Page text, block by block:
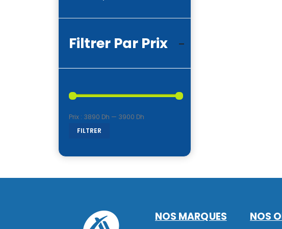
Filtrer Par Prix
Prix
PrixFILTRER
Prix : 3890 Dh — 3900 Dh
NOS MARQUES NOS